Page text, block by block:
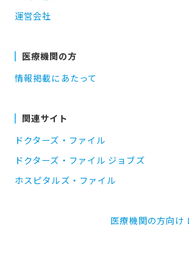
運営会社
医療機関の方
情報掲載にあたって
関連サイト
ドクターズ・ファイル
ドクターズ・ファイル ジョブズ
ホスピタルズ・ファイル
医療機関の方向け